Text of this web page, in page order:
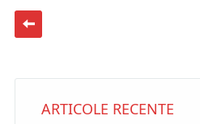
Post navigation
ARTICOLE RECENTE